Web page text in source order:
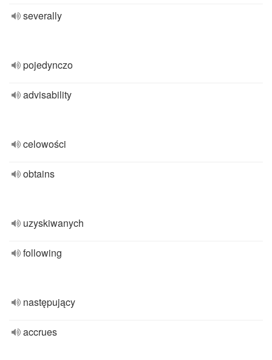
severally
pojedynczo
advisability
celowości
obtains
uzyskiwanych
following
następujący
accrues